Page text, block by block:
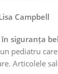
Campbell
siguranța
pediatru
Articolele